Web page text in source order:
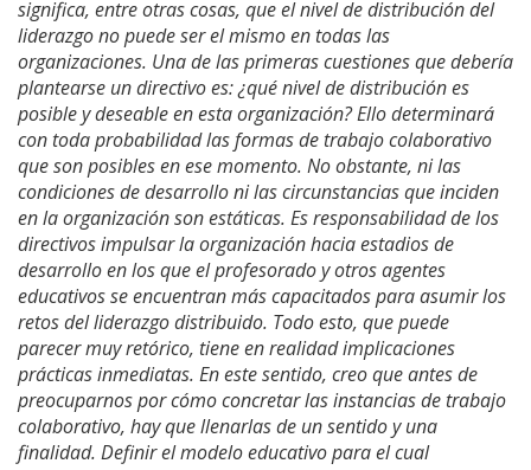
significa, entre otras cosas, que el nivel de distribución del
liderazgo no puede ser el mismo en todas las
organizaciones. Una de las primeras cuestiones que debería
plantearse un directivo es: ¿qué nivel de distribución es
posible y deseable en esta organización? Ello determinará
con toda probabilidad las formas de trabajo colaborativo
que son posibles en ese momento. No obstante, ni las
condiciones de desarrollo ni las circunstancias que inciden
en la organización son estáticas. Es responsabilidad de los
directivos impulsar la organización hacia estadios de
desarrollo en los que el profesorado y otros agentes
educativos se encuentran más capacitados para asumir los
retos del liderazgo distribuido. Todo esto, que puede
parecer muy retórico, tiene en realidad implicaciones
prácticas inmediatas. En este sentido, creo que antes de
preocuparnos por cómo concretar las instancias de trabajo
colaborativo, hay que llenarlas de un sentido y una
finalidad. Definir el modelo educativo para el cual